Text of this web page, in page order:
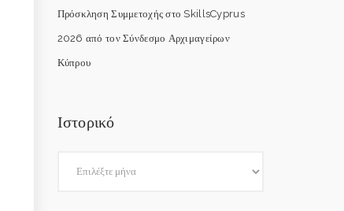
Πρόσκληση Συμμετοχής στο SkillsCyprus
2026 από τον Σύνδεσμο Αρχιμαγείρων
Κύπρου
Ιστορικό